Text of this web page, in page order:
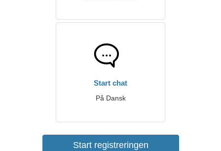
Start chat
På Dansk
Start registreringen